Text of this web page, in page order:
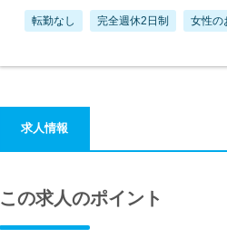
転勤なし 完全週休2日制 女性の
求人情報
この求人のポイント